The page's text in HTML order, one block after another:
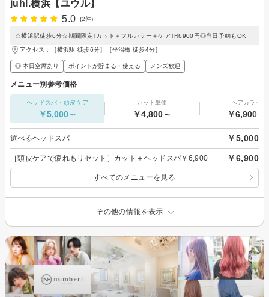
juhl.横浜【ユウル】
5.0
(2件)
☆横浜駅徒歩6分☆期間限定♪カット＋フルカラー＋ケアTR6900円◎当日予約もOK
アクセス：［横浜駅 徒歩6分］［平沼橋 徒歩4分］
◎ 本日空席あり ポイントが貯まる・使える メンズ歓迎
メニュー別参考価格
ヘッドスパ・頭皮ケア
￥5,000～
カット単価
￥4,800～
ヘアカラー
￥6,900～
選べるヘッドスパ ￥5,000
［頭皮ケアで疲れもリセット］カット＋ヘッドスパ￥6,900 ￥6,900
すべてのメニューを見る
その他の情報を表示